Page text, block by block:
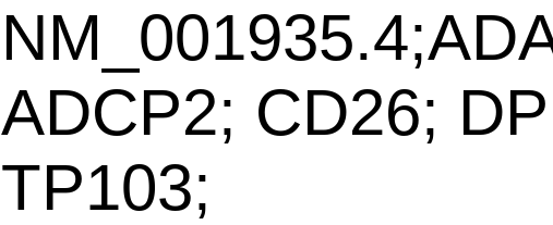
ADCP2; CD26;
TP103;